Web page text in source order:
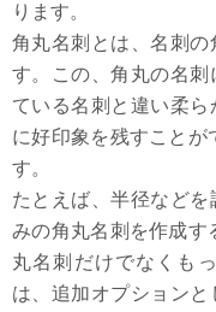
ります。
角丸名刺とは、名刺の
す。この、角丸の名
ている名刺と違い柔
に好印象を残すことが
す。
たとえば、半径など
みの角丸名刺を作成す
丸名刺だけでなくも
は、追加オプションと